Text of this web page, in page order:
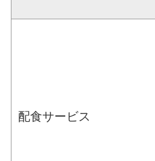
配食サービス